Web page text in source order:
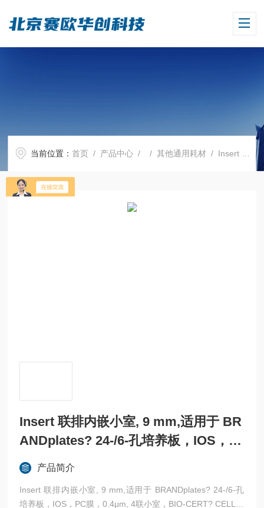
当前位置：首页 / 产品中心 / /其他通用耗材 / Insert 联排内嵌小室, 9 mm,适用于 BRANDplates? 24-/6-孔培养板，IOS，PC膜，0.4μm, 4联小室，BIO-CERT? CELL CULTURE STERIL...
Insert 联排内嵌小室, 9 mm,适用于 BR
ANDplates? 24-/6-孔培养板，IOS，P
C膜，0.4μm, 4联小室，BIO-CERT? C
ELL CULTURE STERIL...
产品简介
Insert 联排内嵌小室, 9 mm,适用于 BRANDplates? 24-/6-孔
培养板，IOS，PC膜，0.4μm, 4联小室，BIO-CERT? CELL C